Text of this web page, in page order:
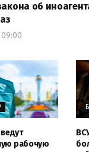
об
рабочую